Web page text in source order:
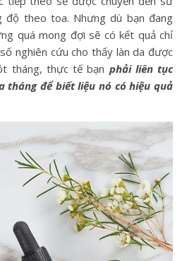
độ theo toa. Nhưng dù bạn đang
quá mong đợi sẽ có kết quả chỉ
nghiên cứu cho thấy làn da được
tháng, thực tế bạn phải liên tục
tháng để biết liệu nó có hiệu quả